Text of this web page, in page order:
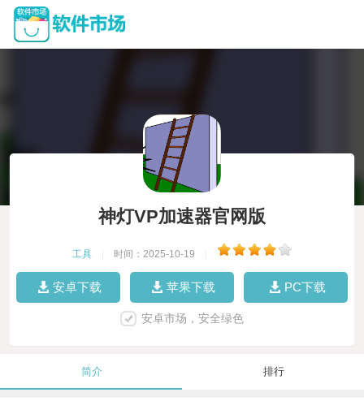
神灯VP加速器官网版
工具 时间：2025-10-19
安卓下载 苹果下载 PC下载
安卓市场，安全绿色
简介 排行